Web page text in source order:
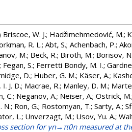
Briscoe, W. J.; Hadžimehmedović, M.;
R. L.; Abt, S.; Achenbach, P.;
M.; Beck, R.; Biroth, M.; Borisov,
; Fegan, S.; Ferretti Bondy, M. I.;
D.; Huber, G. M.; Käser, A.;
J. D.; Macrae, R.; Manley, D. M.;
C.; Neganov, A.; Neiser, A.; Ostrick, M.
N.; Ron, G.; Rostomyan, T.; Sarty, A.;
L.; Unverzagt, M.; Usov, Yu. A.;
section for γn→π0n measured at